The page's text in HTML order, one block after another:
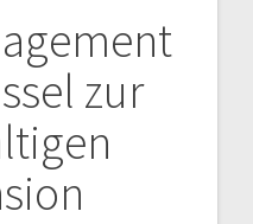
zur